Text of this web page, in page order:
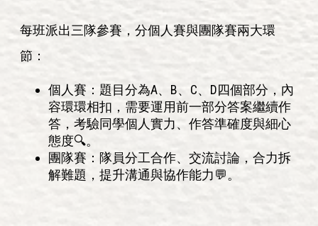
每班派出三隊參賽，分個人賽與團隊賽兩大環
節：
個人賽：題目分為A、B、C、D四個部分，內
容環環相扣，需要運用前一部分答案繼續作
答，考驗同學個人實力、作答準確度與細心
態度🔍。
團隊賽：隊員分工合作、交流討論，合力拆
解難題，提升溝通與協作能力💬。